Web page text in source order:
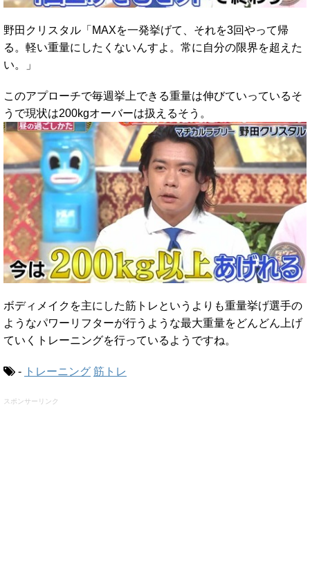
野田クリスタル「MAXを一発挙げて、それを3回やって帰
る。軽い重量にしたくないんすよ。常に自分の限界を超えた
い。」
このアプローチで毎週挙上できる重量は伸びていっているそ
うで現状は200kgオーバーは扱えるそう。
ボディメイクを主にした筋トレというよりも重量挙げ選手の
ようなパワーリフターが行うような最大重量をどんどん上げ
ていくトレーニングを行っているようですね。
- トレーニング 筋トレ
スポンサーリンク